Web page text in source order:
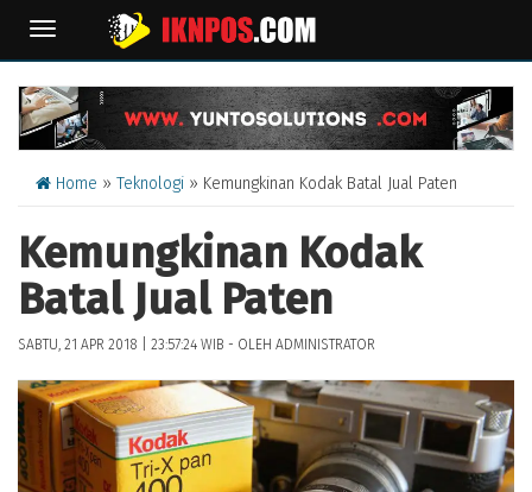
TOGGLE
NAVIGATION
Home » Teknologi » Kemungkinan Kodak Batal Jual Paten
Kemungkinan Kodak
Batal Jual Paten
SABTU, 21 APR 2018 | 23:57:24 WIB - OLEH ADMINISTRATOR